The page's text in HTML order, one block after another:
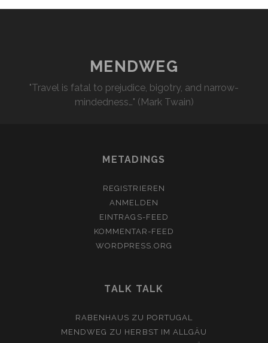
MENDWEG
"Travel is fatal to prejudice, bigotry, and narrow-
mindedness…" (Mark Twain)
METADINGS
REGISTRIEREN
ANMELDEN
EINTRAGS-FEED
KOMMENTAR-FEED
WORDPRESS.ORG
TALK TALK
RABENHAUS ZU PORTUGAL
MENDWEG ZU HERBST IM ALLGÄU